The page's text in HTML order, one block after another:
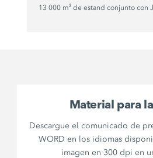
13 000 m² de estand conjunto con
Material para
Descargue el comunicado de
WORD en los idiomas
imagen en 300 dpi en